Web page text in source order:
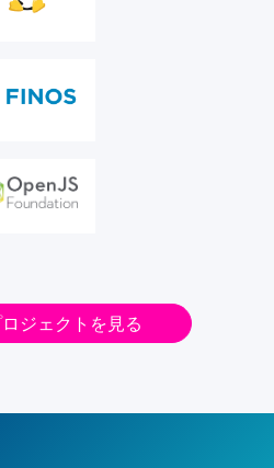
ジェクトを見る